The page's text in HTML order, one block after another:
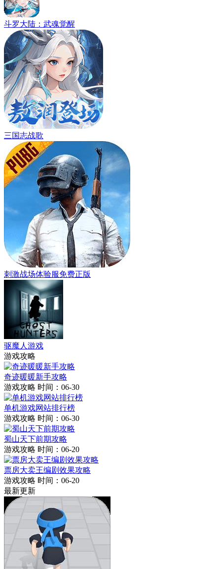
斗罗大陆：武魂觉醒
三国志战歌
刺激战场体验服免费正版
驱魔人游戏
游戏攻略
奇迹暖暖新手攻略
游戏攻略 时间：06-30
单机游戏网站排行榜
游戏攻略 时间：06-30
蜀山天下前期攻略
游戏攻略 时间：06-20
票房大卖王编剧效果攻略
游戏攻略 时间：06-20
最新更新